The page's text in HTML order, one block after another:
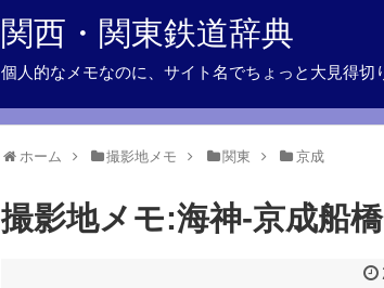
関西・関東鉄道辞典
個人的なメモなのに、サイト名でちょっと大見得切
ホーム 撮影地メモ 関東 京成
撮影地メモ:海神-京成船